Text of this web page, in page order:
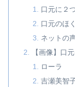
口元に２
口元のほ
ネットの
【画像】口
ローラ
吉瀬美智